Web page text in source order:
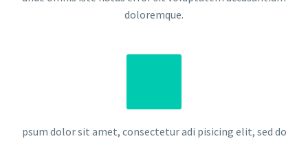
doloremque.
psum dolor sit amet, consectetur adi pisicing elit, sed do